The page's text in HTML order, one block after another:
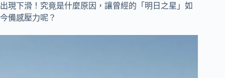
出現下滑！究竟是什麼原因，讓曾經的「明日之星」如
今備感壓力呢？